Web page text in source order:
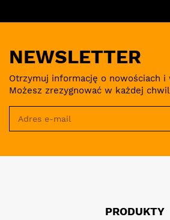
NEWSLETTER
Otrzymuj informację o nowościach i
Możesz zrezygnować w każdej
PRODUKTY